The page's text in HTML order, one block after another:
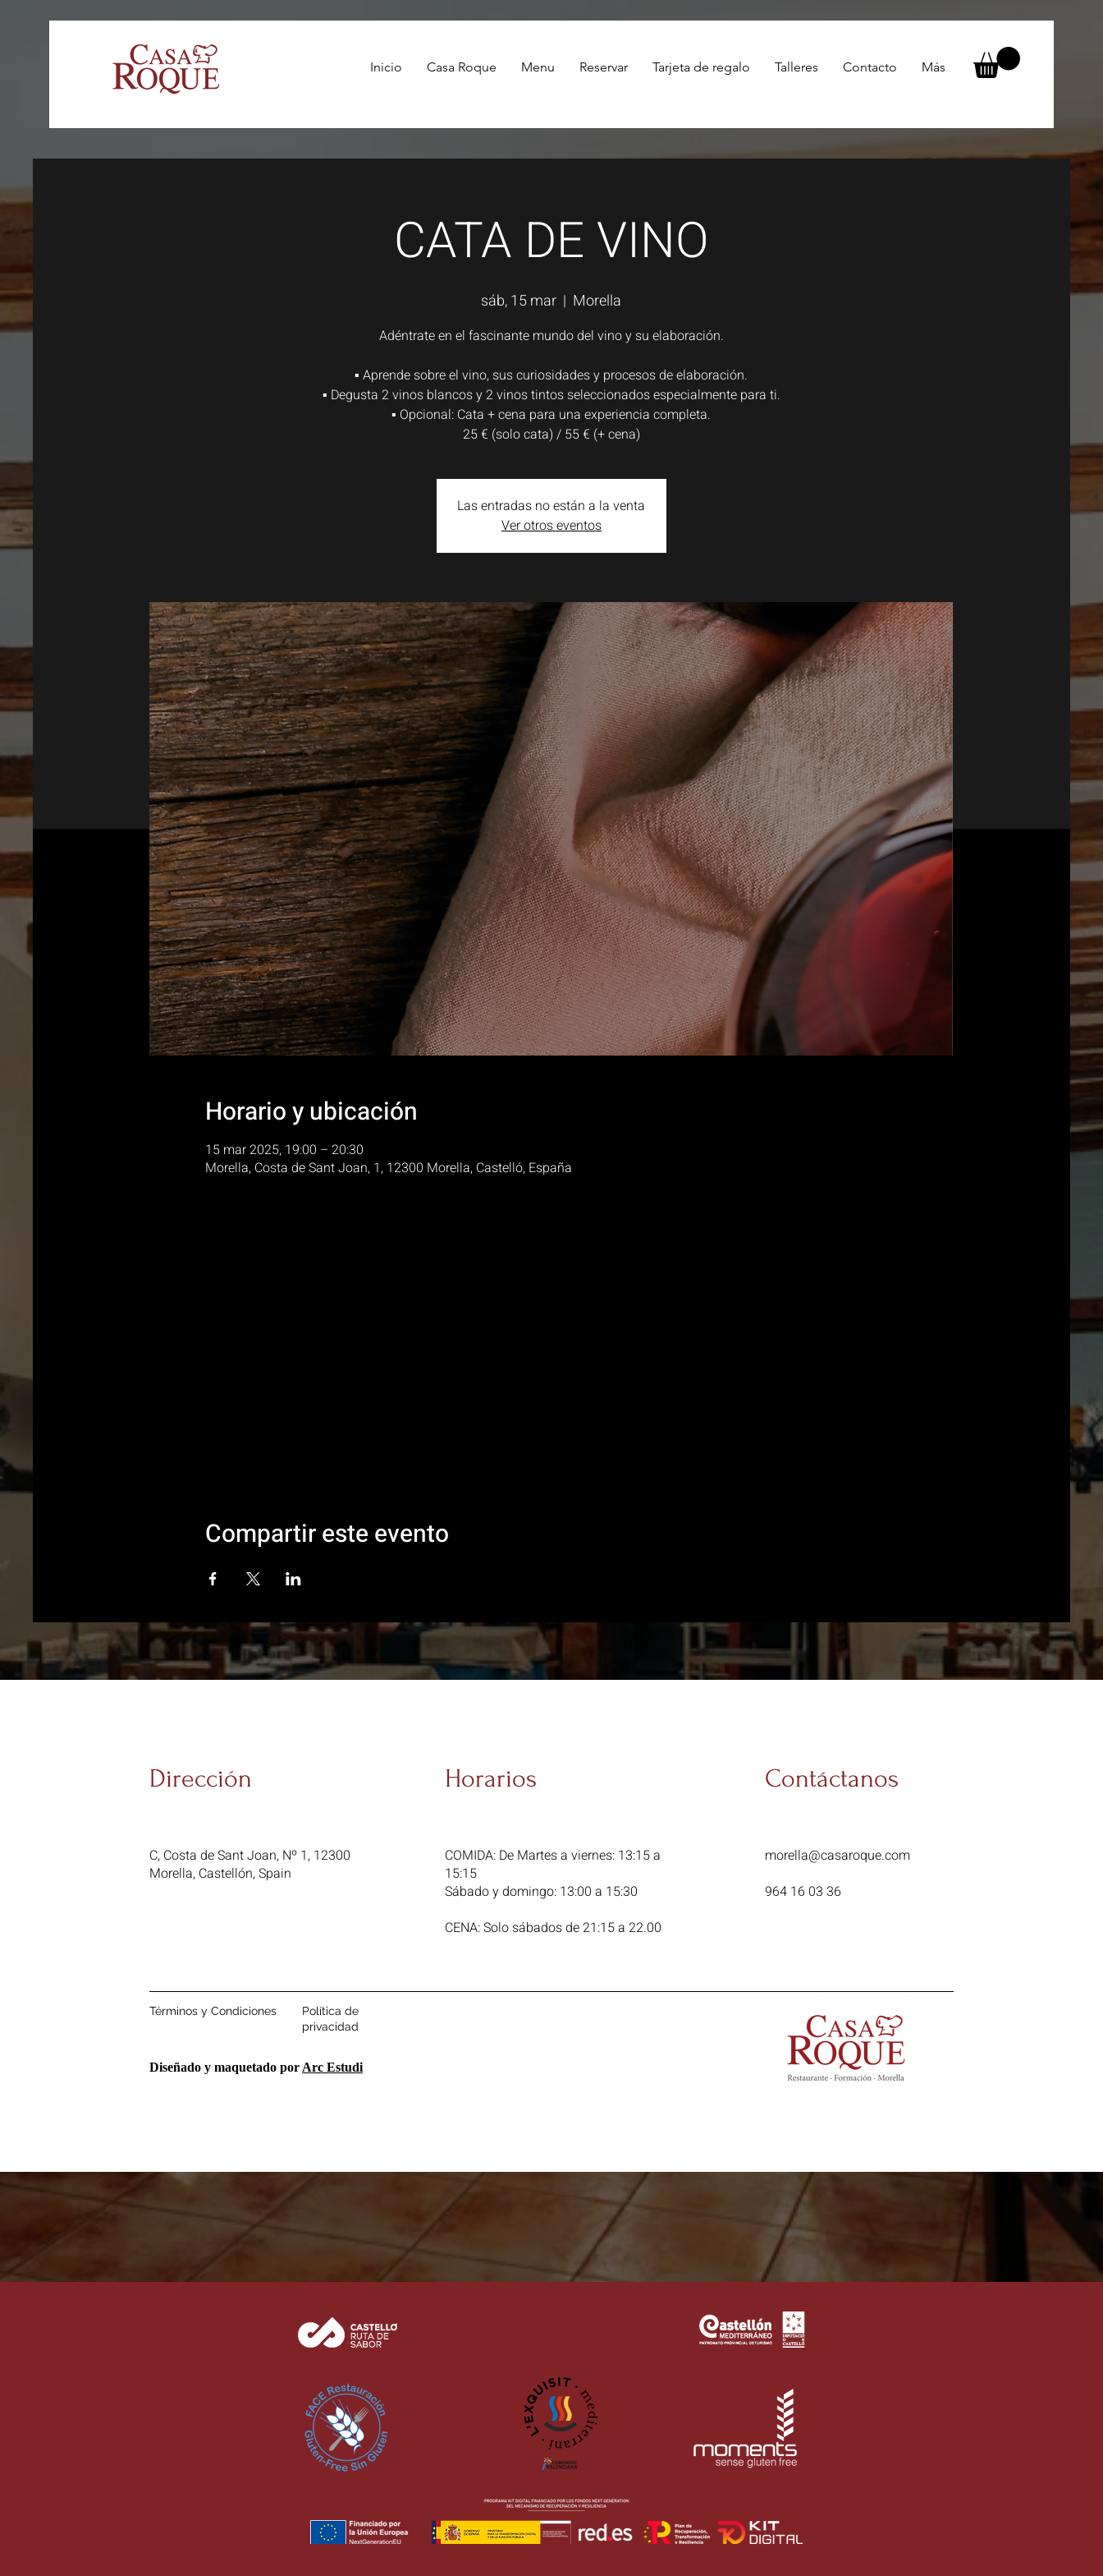
Inicio Casa Roque Menu Reservar Tarjeta de regalo Talleres Contacto Más
CATA DE VINO
sáb, 15 mar
  |
Morella
Adéntrate en el fascinante mundo del vino y su elaboración.
▪ Aprende sobre el vino, sus curiosidades y procesos de elaboración.
▪ Degusta 2 vinos blancos y 2 vinos tintos seleccionados especialmente para ti.
▪ Opcional: Cata + cena para una experiencia completa.
25 € (solo cata) / 55 € (+ cena)
Las entradas no están a la venta
Ver otros eventos
Horario y ubicación
15 mar 2025, 19:00 – 20:30
Morella, Costa de Sant Joan, 1, 12300 Morella, Castelló, España
Compartir este evento
Dirección Horarios
C, Costa de Sant Joan, Nº 1, 12300
Morella, Castellón, Spain
COMIDA: De Martes a viernes: 13:15 a
15:15
Sábado y domingo: 13:00 a 15:30
CENA: Solo sábados de 21:15 a 22.00
Contáctanos
morella@casaroque.com
964 16 03 36
Términos y Condiciones
Política de
privacidad
Diseñado y maquetado por Arc Estudi